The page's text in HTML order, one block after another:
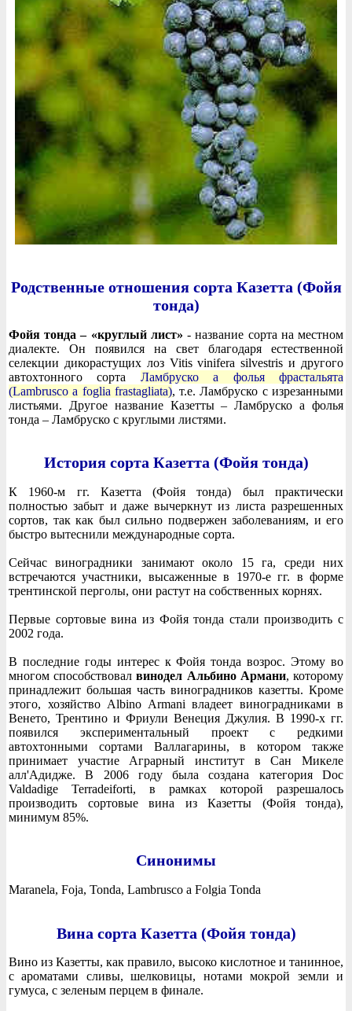
Родственные отношения сорта Казетта (Фойя
тонда)
Фойя тонда – «круглый лист» - название сорта на местном
диалекте. Он появился на свет благодаря естественной
селекции дикорастущих лоз Vitis vinifera silvestris и другого
автохтонного сорта Ламбруско а фолья фрастальята
(Lambrusco a foglia frastagliata), т.е. Ламбруско с изрезанными
листьями. Другое название Казетты – Ламбруско а фолья
тонда – Ламбруско с круглыми листями.
История сорта Казетта (Фойя тонда)
К 1960-м гг. Казетта (Фойя тонда) был практически
полностью забыт и даже вычеркнут из листа разрешенных
сортов, так как был сильно подвержен заболеваниям, и его
быстро вытеснили международные сорта.
Сейчас виноградники занимают около 15 га, среди них
встречаются участники, высаженные в 1970-е гг. в форме
трентинской перголы, они растут на собственных корнях.
Первые сортовые вина из Фойя тонда стали производить с
2002 года.
В последние годы интерес к Фойя тонда возрос. Этому во
многом способствовалвинодел Альбино Армани, которому
принадлежит большая часть виноградников казетты. Кроме
этого, хозяйство Albino Armani владеет виноградниками в
Венето, Трентино и Фриули Венеция Джулия. В 1990-х гг.
появился экспериментальный проект с редкими
автохтонными сортами Валлагарины, в котором также
принимает участие Аграрный институт в Сан Микеле
алл'Адидже. В 2006 году была создана категория Doc
Valdadige Terradeiforti, в рамках которой разрешалось
производить сортовые вина из Казетты (Фойя тонда),
минимум 85%.
Синонимы
Maranela, Foja, Tonda, Lambrusco a Folgia Tonda
Вина сорта Казетта (Фойя тонда)
Вино из Казетты, как правило, высоко кислотное и танинное,
с ароматами сливы, шелковицы, нотами мокрой земли и
гумуса, с зеленым перцем в финале.